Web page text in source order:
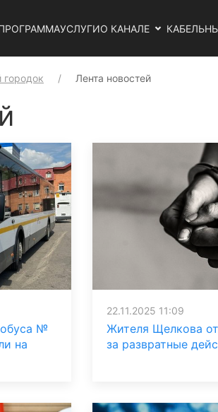
УСЛУГИО КАНАЛЕ
Лента новостей
№
на
22.11.2025 11:09
Жителя Щелкова
за развратные